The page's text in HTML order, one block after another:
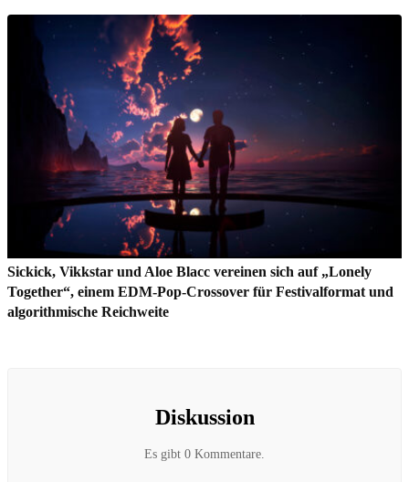
Sickick, Vikkstar und Aloe Blacc vereinen sich auf „Lonely
Together“, einem EDM-Pop-Crossover für Festivalformat und
algorithmische Reichweite
Diskussion
Es gibt 0 Kommentare.